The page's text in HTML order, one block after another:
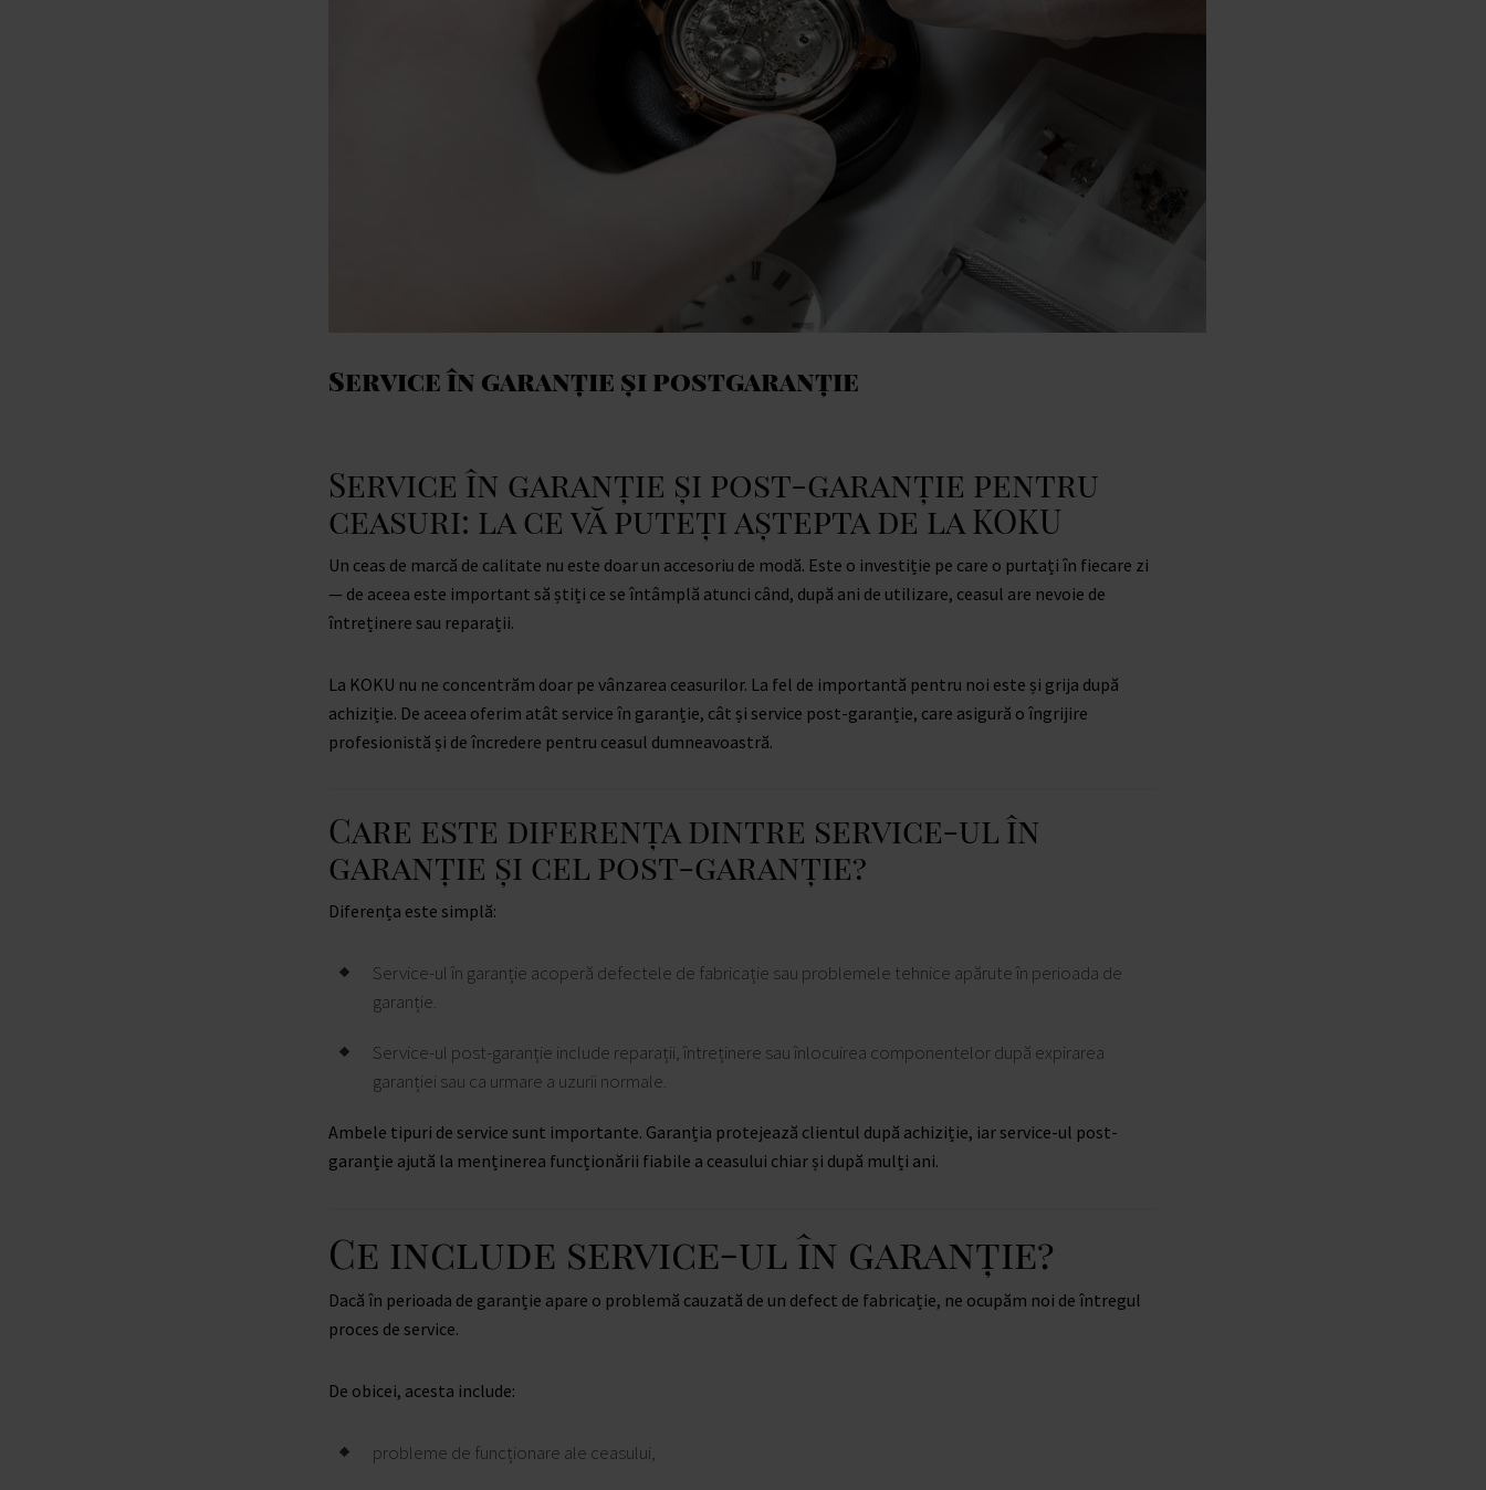
Service în garanție și postgaranție
Service în garanție și post-garanție pentru
ceasuri: la ce vă puteți aștepta de la KOKU
Un ceas de marcă de calitate nu este doar un accesoriu de modă. Este o investiție pe care o purtați în fiecare zi
— de aceea este important să știți ce se întâmplă atunci când, după ani de utilizare, ceasul are nevoie de
întreținere sau reparații.
La KOKU nu ne concentrăm doar pe vânzarea ceasurilor. La fel de importantă pentru noi este și grija după
achiziție. De aceea oferim atât service în garanție, cât și service post-garanție, care asigură o îngrijire
profesionistă și de încredere pentru ceasul dumneavoastră.
Care este diferența dintre service-ul în
garanție și cel post-garanție?
Diferența este simplă:
Service-ul în garanție acoperă defectele de fabricație sau problemele tehnice apărute în perioada de
garanție.
Service-ul post-garanție include reparații, întreținere sau înlocuirea componentelor după expirarea
garanției sau ca urmare a uzurii normale.
Ambele tipuri de service sunt importante. Garanția protejează clientul după achiziție, iar service-ul post-
garanție ajută la menținerea funcționării fiabile a ceasului chiar și după mulți ani.
Ce include service-ul în garanție?
Dacă în perioada de garanție apare o problemă cauzată de un defect de fabricație, ne ocupăm noi de întregul
proces de service.
De obicei, acesta include:
probleme de funcționare ale ceasului,